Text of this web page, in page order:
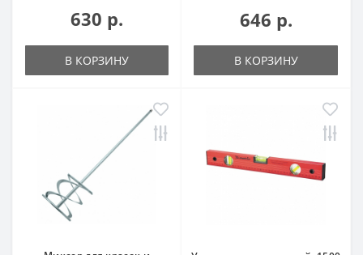
630 р.
В КОРЗИНУ
646 р.
В КОРЗИНУ